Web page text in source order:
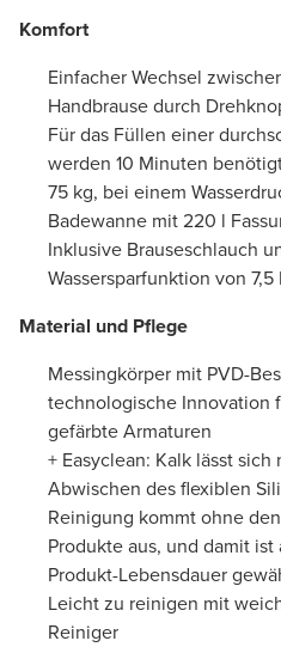
Komfort
Einfacher Wechsel
Handbrause durch
Für das Füllen einer
werden 10 Minuten
75 kg, bei einem
Badewanne mit 220 l
Inklusive Brauseschlauch
Wassersparfunktion von
Material und Pflege
Messingkörper mit PVD-
technologische Innovation
gefärbte Armaturen
+ Easyclean: Kalk lässt
Abwischen des flexiblen
Reinigung kommt ohne
Produkte aus, und damit
Produkt-Lebensdauer
Leicht zu reinigen mit
Reiniger